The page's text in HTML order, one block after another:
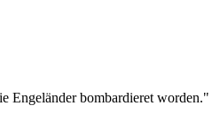
Engeländer bombardieret